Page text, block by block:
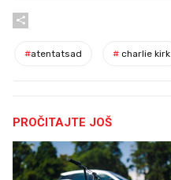
#atentatsad # charlie kirk
PROČITAJTE JOŠ